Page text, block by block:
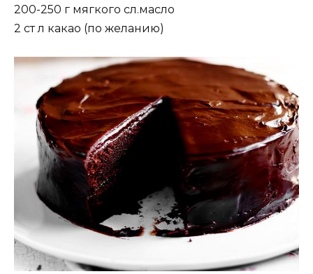
200-250 г мягкого сл.масло
2 ст л какао (по желанию)